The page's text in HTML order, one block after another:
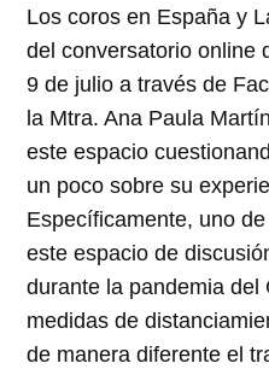
Los coros en España y
del conversatorio online
9 de julio a través de
la Mtra. Ana Paula
este espacio
un poco sobre su
Específicamente, uno
este espacio de
durante la pandemia del
medidas de
de manera diferente el